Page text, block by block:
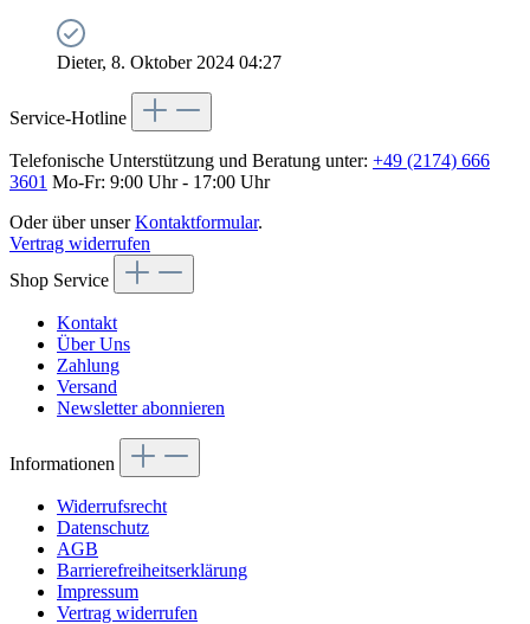
Dieter, 8. Oktober 2024 04:27
Service-Hotline
Telefonische Unterstützung und Beratung unter: +49 (2174) 666
3601 Mo-Fr: 9:00 Uhr - 17:00 Uhr
Oder über unserKontaktformular.
Vertrag widerrufen
Shop Service
Kontakt
Über Uns
Zahlung
Versand
Newsletter abonnieren
Informationen
Widerrufsrecht
Datenschutz
AGB
Barrierefreiheitserklärung
Impressum
Vertrag widerrufen